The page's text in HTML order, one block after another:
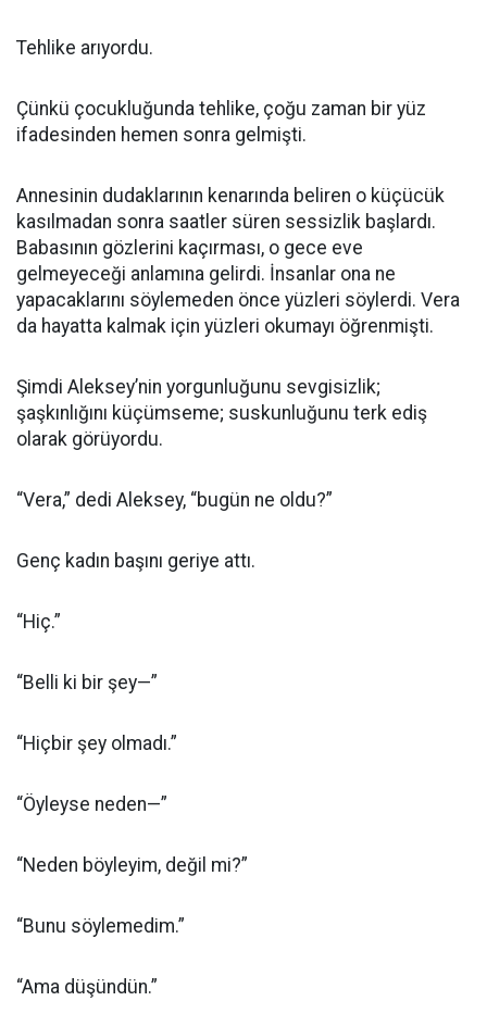
Tehlike arıyordu.
Çünkü çocukluğunda tehlike, çoğu zaman bir yüz
ifadesinden hemen sonra gelmişti.
Annesinin dudaklarının kenarında beliren o küçücük
kasılmadan sonra saatler süren sessizlik başlardı.
Babasının gözlerini kaçırması, o gece eve
gelmeyeceği anlamına gelirdi. İnsanlar ona ne
yapacaklarını söylemeden önce yüzleri söylerdi. Vera
da hayatta kalmak için yüzleri okumayı öğrenmişti.
Şimdi Aleksey’nin yorgunluğunu sevgisizlik;
şaşkınlığını küçümseme; suskunluğunu terk ediş
olarak görüyordu.
“Vera,” dedi Aleksey, “bugün ne oldu?”
Genç kadın başını geriye attı.
“Hiç.”
“Belli ki bir şey—”
“Hiçbir şey olmadı.”
“Öyleyse neden—”
“Neden böyleyim, değil mi?”
“Bunu söylemedim.”
“Ama düşündün.”